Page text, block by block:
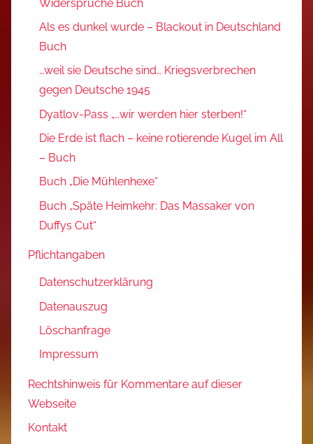
Widersprüche Buch
Als es dunkel wurde – Blackout in Deutschland
Buch
…weil sie Deutsche sind… Kriegsverbrechen
gegen Deutsche 1945
Dyatlov-Pass „…wir werden hier sterben!“
Die Erde ist flach – keine rotierende Kugel im All
– Buch
Buch „Die Mühlenhexe“
Buch „Späte Heimkehr: Das Massaker von
Duffys Cut“
Pflichtangaben
Datenschutzerklärung
Datenauszug
Löschanfrage
Impressum
Rechtshinweis für Kommentare auf dieser
Webseite
Kontakt